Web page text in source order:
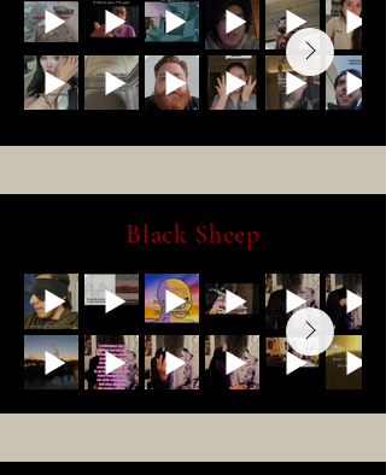
Black Sheep